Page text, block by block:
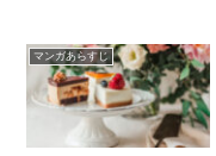
マンガあらすじ